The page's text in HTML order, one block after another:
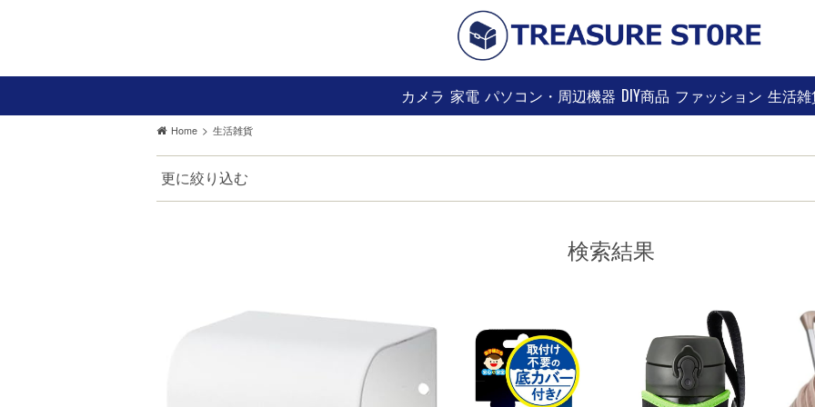
カメラ 家電 パソコン・周辺機器 DIY商品 ファッション 生活
Home > 生活雑貨
更に絞り込む
検索結果